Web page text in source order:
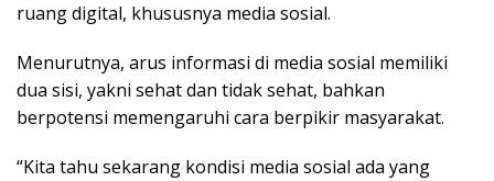
ruang digital, khususnya media sosial.
Menurutnya, arus informasi di media sosial memiliki
dua sisi, yakni sehat dan tidak sehat, bahkan
berpotensi memengaruhi cara berpikir masyarakat.
“Kita tahu sekarang kondisi media sosial ada yang